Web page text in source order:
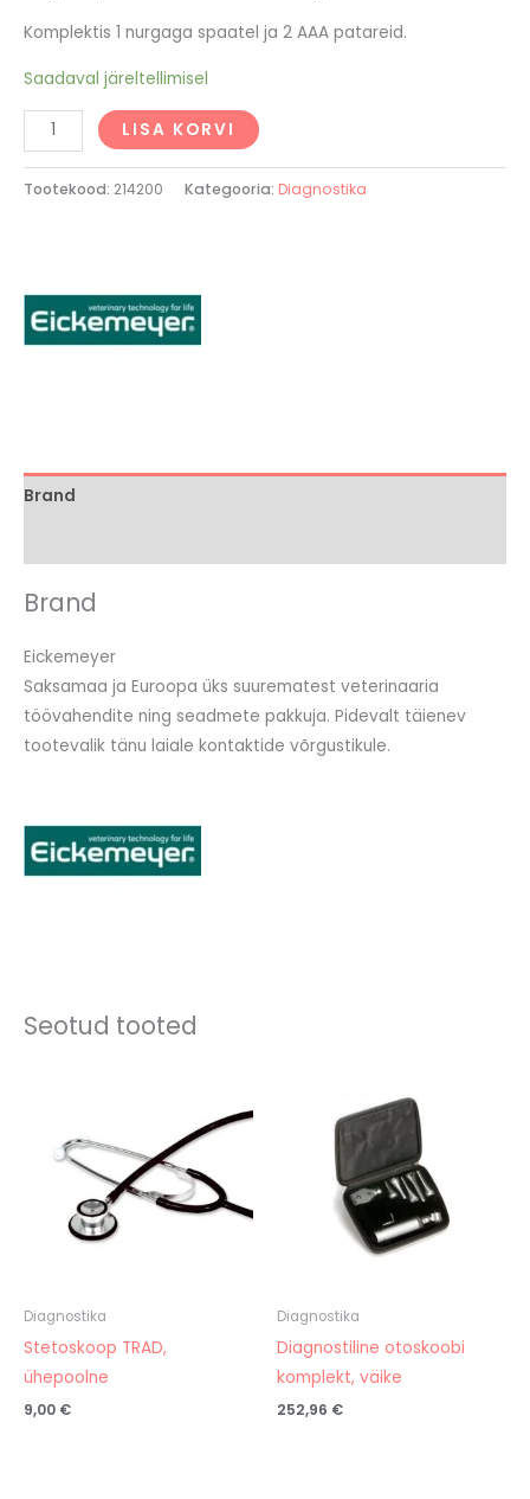
Komplektis 1 nurgaga spaatel ja 2 AAA patareid.
Saadaval järeltellimisel
LISA KORVI
Tootekood: 214200 Kategooria: Diagnostika
Brand
Brand
Eickemeyer
Saksamaa ja Euroopa üks suurematest veterinaaria
töövahendite ning seadmete pakkuja. Pidevalt täienev
tootevalik tänu laiale kontaktide võrgustikule.
Seotud tooted
Diagnostika
Stetoskoop TRAD,
ühepoolne
9,00 €
Diagnostika
Diagnostiline otoskoobi
komplekt, väike
252,96 €